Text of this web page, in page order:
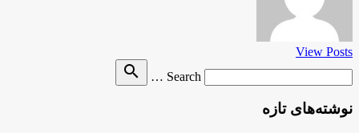
View Posts
Search …
search
نوشته‌های تازه